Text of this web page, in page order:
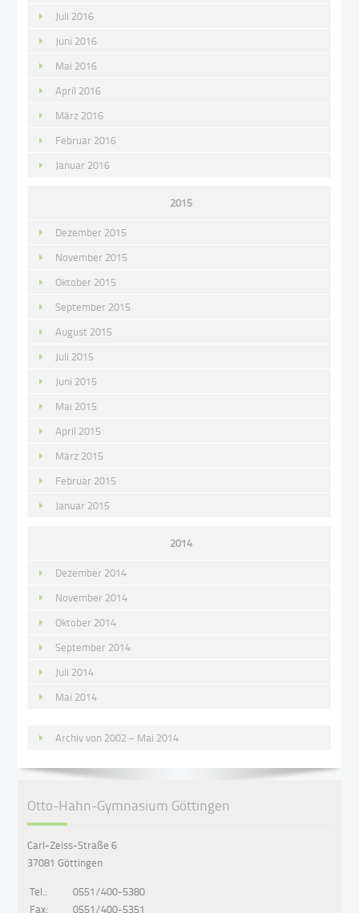
Juli 2016
Juni 2016
Mai 2016
April 2016
März 2016
Februar 2016
Januar 2016
2015
Dezember 2015
November 2015
Oktober 2015
September 2015
August 2015
Juli 2015
Juni 2015
Mai 2015
April 2015
März 2015
Februar 2015
Januar 2015
2014
Dezember 2014
November 2014
Oktober 2014
September 2014
Juli 2014
Mai 2014
Archiv von 2002 – Mai 2014
Otto-Hahn-Gymnasium Göttingen
Carl-Zeiss-Straße 6
37081 Göttingen
Tel.:
0551/400-5380
Fax:
0551/400-5351